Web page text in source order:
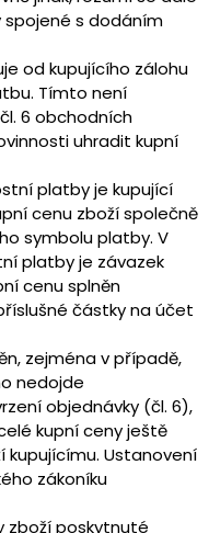
spojené s dodáním
od kupujícího zálohu
Tímto není
6 obchodních
uhradit kupní
platby je kupující
cenu zboží společně
symbolu platby. V
platby je závazek
cenu splněn
částky na účet
zejména v případě,
nedojde
objednávky (čl. 6),
kupní ceny ještě
Ustanovení
zákoníku
zboží poskytnuté